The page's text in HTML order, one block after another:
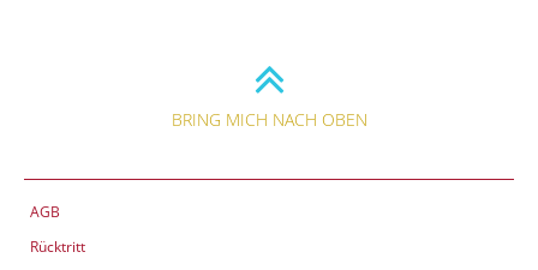
BRING MICH NACH OBEN
AGB
Rücktritt